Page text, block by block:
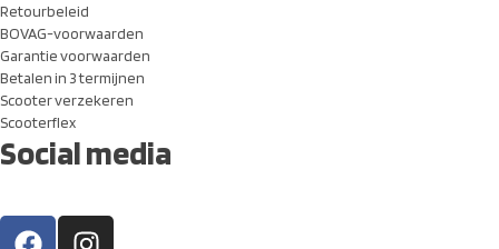
Retourbeleid
BOVAG-voorwaarden
Garantie voorwaarden
Betalen in 3 termijnen
Scooter verzekeren
Scooterflex
Social media